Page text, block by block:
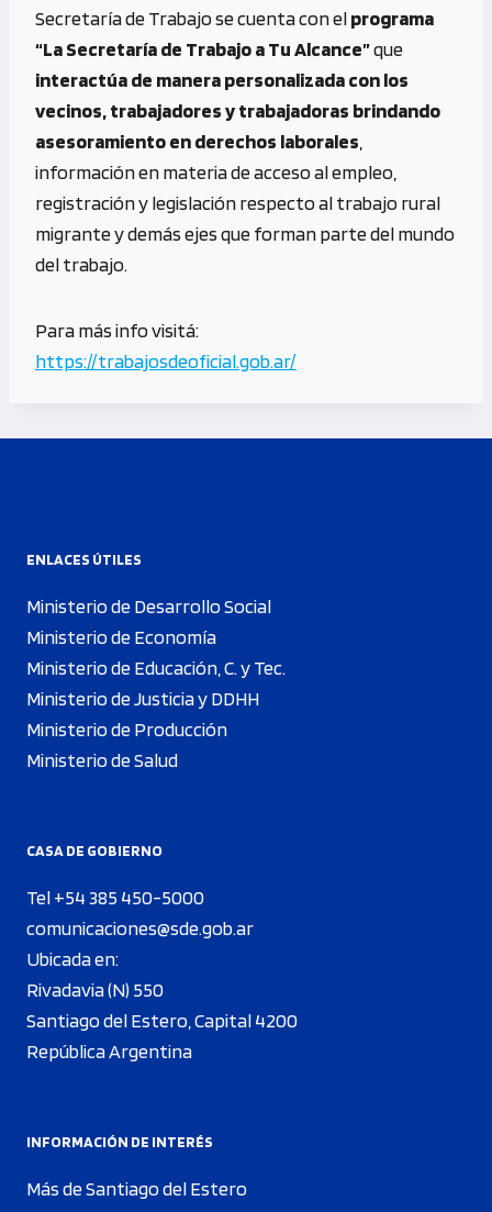
Secretaría de Trabajo se cuenta con elprograma
“La Secretaría de Trabajo a Tu Alcance”que
interactúade manera personalizada con los
vecinos, trabajadores y trabajadoras brindando
asesoramiento en derechos laborales
información en materia de acceso al empleo,
registración y legislación respecto al trabajo rural
migrante y demás ejes que forman parte del mundo
del trabajo.
Para más info visitá:
https://trabajosdeoficial.gob.ar/
ENLACES ÚTILES
Ministerio de Desarrollo Social
Ministerio de Economía
Ministerio de Educación, C. y Tec.
Ministerio de Justicia y DDHH
Ministerio de Producción
Ministerio de Salud
CASA DE GOBIERNO
Tel +54 385 450-5000
comunicaciones@sde.gob.ar
Ubicada en:
Rivadavia (N) 550
Santiago del Estero, Capital 4200
República Argentina
INFORMACIÓN DE INTERÉS
Más de Santiago del Estero